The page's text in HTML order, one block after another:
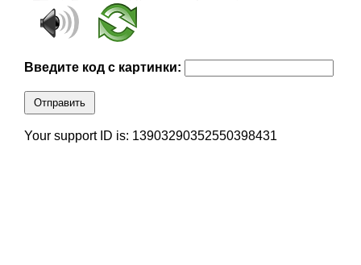
Введите код с картинки:
Отправить
Your support ID is: 13903290352550398431